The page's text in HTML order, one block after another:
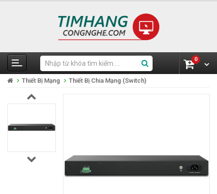
0
Thiết Bị Mạng Thiết Bị Chia Mạng (Switch)